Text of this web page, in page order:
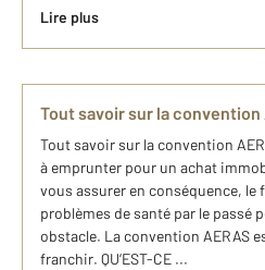
Lire plus
Tout savoir sur la convention
Tout savoir sur la convention
à emprunter pour un achat
vous assurer en conséquence, le
problèmes de santé par le passé
obstacle. La convention AERAS
franchir. QU’EST-CE ...